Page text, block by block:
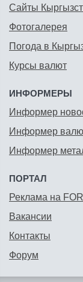
Сайты
Фотогалерея
Погода в
Курсы валют
ИНФОРМЕРЫ
Информер
Информер
Информер
ПОРТАЛ
Реклама на
Вакансии
Контакты
Форум